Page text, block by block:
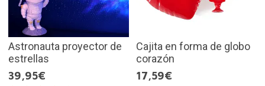
Astronauta proyector de
estrellas
39,95€
Cajita en forma de globo
corazón
17,59€